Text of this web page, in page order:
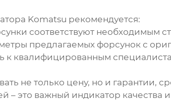
Komatsu рекомендуется:
соответствуют необходимым
предлагаемых форсунок с
к квалифицированным
не только цену, но и гарантии,
– это важный индикатор качества